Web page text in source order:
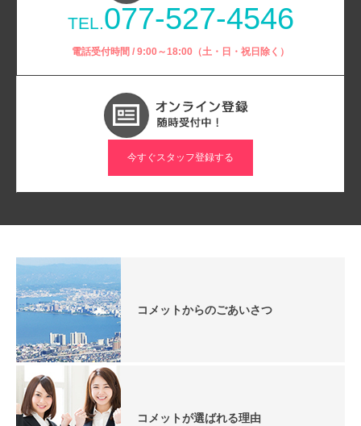
TEL.077-527-4546
電話受付時間 / 9:00～18:00（土・日・祝日除く）
今すぐスタッフ登録する
コメットからのごあいさつ
コメットが選ばれる理由